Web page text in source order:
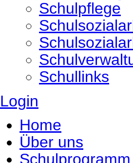
Schulpflege
Schullinks
Login
Home
Über uns
Schulprogramm